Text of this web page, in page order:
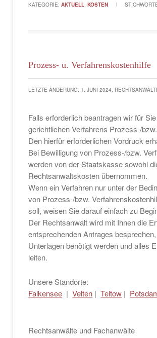
KATEGORIE:AKTUELL,KOSTEN
Prozess- u. Verfahrenskostenhilfe
LETZTE ÄNDERUNG: 1. JUNI 2024,
Falls erforderlich beantragen wir für
gerichtlichen Verfahrens Prozess-/
Den hierfür erforderlichen Vordruck
Bei Bewilligung von Prozess-/bzw.
werden von der Staatskasse sowohl
Rechtsanwaltskosten übernommen.
Wenn ein Verfahren nur unter der
von Prozess-/bzw.
soll, weisen Sie darauf einfach zu
Der Rechtsanwalt wird mit Ihnen die
entsprechenden Antrages
Unterlagen benötigt werden und alles
leiten.
Unsere Standorte:
Falkensee |Velten |Teltow |
Rechtsanwälte und Fachanwälte